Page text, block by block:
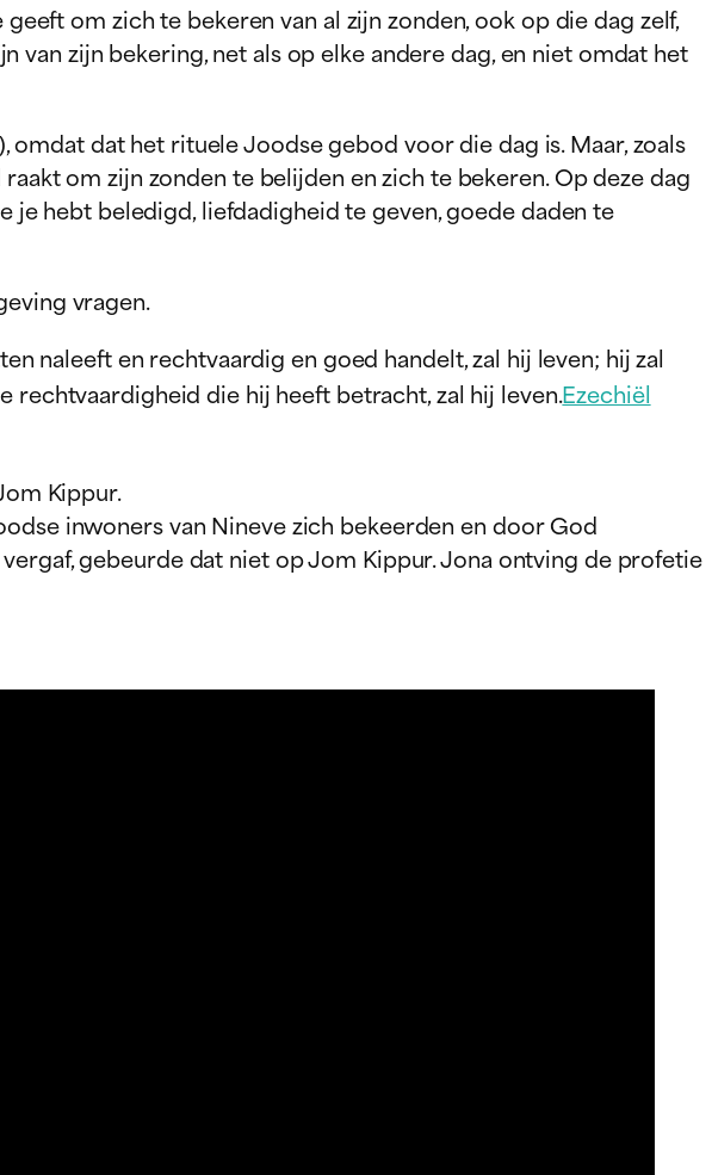
om zich te bekeren van al zijn zonden, ook op die dag zelf,
van zijn bekering, net als op elke andere dag, en niet omdat het
dat het rituele Joodse gebod voor die dag is. Maar, zoals
om zijn zonden te belijden en zich te bekeren. Op deze dag
hebt beledigd, liefdadigheid te geven, goede daden te
vragen.
naleeft en rechtvaardig en goed handelt, zal hij leven; hij zal
rechtvaardigheid die hij heeft betracht, zal hij leven.Ezechiël
Kippur.
inwoners van Nineve zich bekeerden en door God
gebeurde dat niet op Jom Kippur. Jona ontving de profetie